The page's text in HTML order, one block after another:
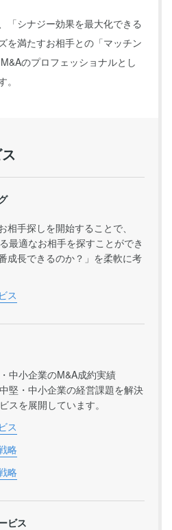
「シナジー効果を最大化できる
を満たすお相手との「マッチン
のプロフェッショナルとし
手探しを開始することで、
最適なお相手を探すことができ
成長できるのか？」を柔軟に考
ス
中小企業のM&A成約実績
堅・中小企業の経営課題を解決
スを展開しています。
ス
略
略
ビス